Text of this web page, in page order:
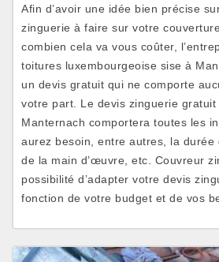
Afin d’avoir une idée bien précise
zinguerie à faire sur votre
combien cela va vous coûter,
toitures luxembourgeoise sise à
un devis gratuit qui ne comporte
votre part. Le devis zinguerie gratuit
Manternach comportera toutes les
aurez besoin, entre autres, la durée
de la main d’œuvre, etc. Couvreur
possibilité d’adapter votre devis
fonction de votre budget et de vos